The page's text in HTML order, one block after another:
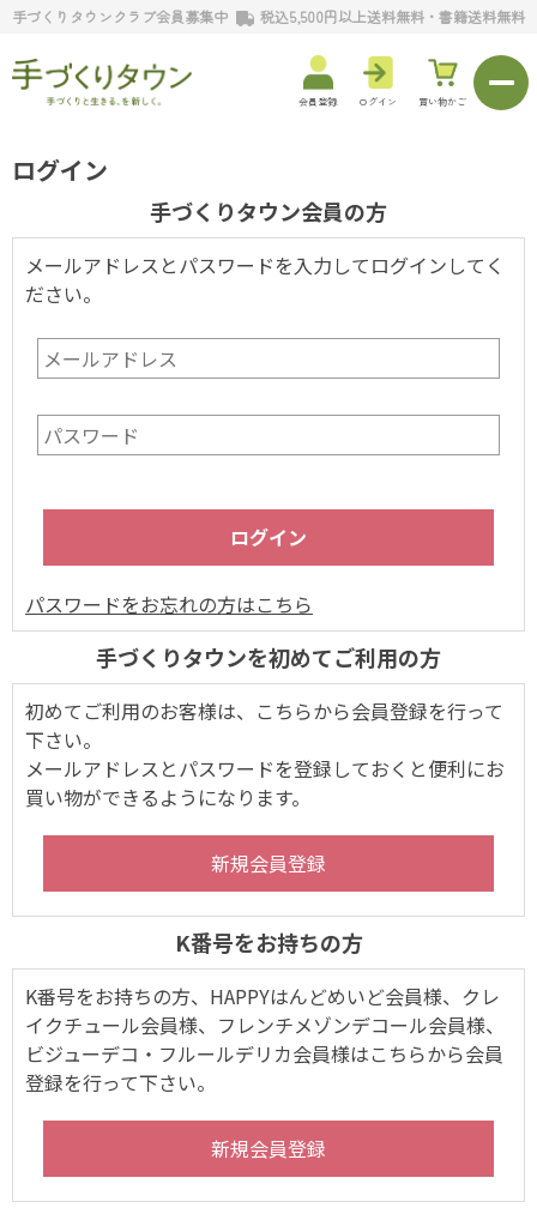
手づくりタウンクラブ会員募集中 税込5,500円以上送料無料・書籍送料無料
会員登録 ログイン 買い物かご
ログイン
手づくりタウン会員の方
メールアドレスとパスワードを入力してログインしてく
ださい。
パスワードをお忘れの方はこちら
手づくりタウンを初めてご利用の方
初めてご利用のお客様は、こちらから会員登録を行って
下さい。
メールアドレスとパスワードを登録しておくと便利にお
買い物ができるようになります。
K番号をお持ちの方
K番号をお持ちの方、HAPPYはんどめいど会員様、クレ
イクチュール会員様、フレンチメゾンデコール会員様、
ビジューデコ・フルールデリカ会員様はこちらから会員
登録を行って下さい。